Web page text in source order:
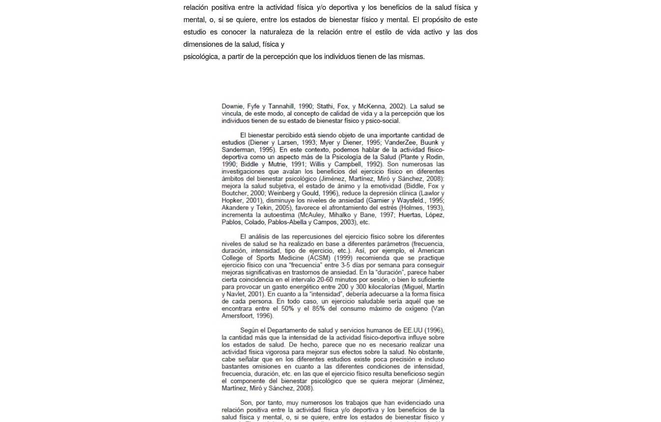
relación positiva entre la actividad física y/o deportiva y los beneficios de la salud física y
mental, o, si se quiere, entre los estados de bienestar físico y mental. El propósito de este
estudio es conocer la naturaleza de la relación entre el estilo de vida activo y las dos
dimensiones de la salud, física y
psicológica, a partir de la percepción que los individuos tienen de las mismas.